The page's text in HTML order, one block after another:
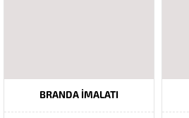
BRANDA IMALATI